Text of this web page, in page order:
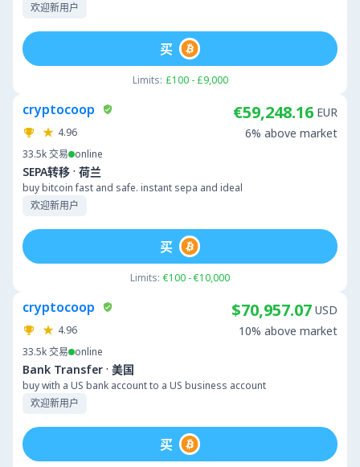
欢迎新用户
Limits: £100 - £9,000
买
cryptocoop
4.96
33.5k交易 online
SEPA转移 · 荷兰
buy bitcoin fast and safe. instant sepa and ideal
欢迎新用户
€59,248.16 EUR
6% above market
Limits: €100 - €10,000
买
cryptocoop
4.96
33.5k交易 online
Bank Transfer · 美国
buy with a US bank account to a US business account
欢迎新用户
$70,957.07 USD
10% above market
买